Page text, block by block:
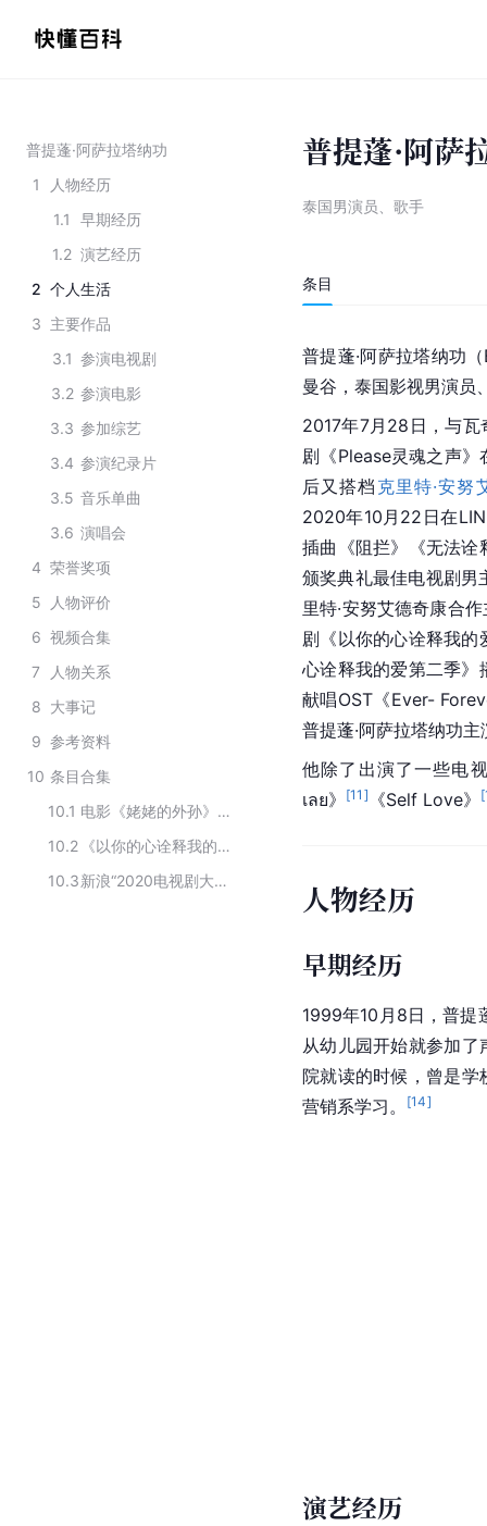
普提蓬·阿萨拉塔纳功
1
人物经历
1.1
早期经历
1.2 演艺经历
2 个人生活
3 主要作品
3.1 参演电视剧
3.2 参演电影
3.3 参加综艺
3.4 参演纪录片
3.5 音乐单曲
3.6 演唱会
4 荣誉奖项
5
人物评价
6 视频合集
7
人物关系
8 大事记
9 参考资料
10 条目合集
10.1
电影《姥姥的外孙》的主要演员
10.2
《以你的心诠释我的爱》的主要演员
10.3
新浪“2020电视剧大赏”人气海外剧星TOP10
普提蓬·阿萨
泰国男演员、歌手
条目
普提蓬·阿萨拉塔纳功
曼谷，泰国影视男演员
2017年7月28日，与瓦
剧《Please灵魂之声
后又搭档 克里特·安努
2020年10月22日在
插曲《阻拦》《无法
颁奖典礼最佳电视剧男
里特·安努艾德奇康合
剧《以你的心诠释我的
心诠释我的爱第二季》
献唱OST《Ever-
普提蓬·阿萨拉塔纳功
他除了出演了一些电
เลย》
[11 ] 《Self Love》 [
人物经历
早期经历
1999年10月8日，普提
从幼儿园开始就参加
院就读的时候，曾是
营销系学习。
[14]
演艺经历